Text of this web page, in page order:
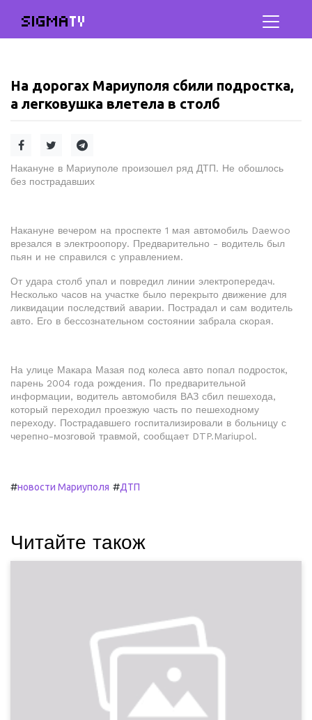
SIGMATV
На дорогах Мариуполя сбили подростка,
а легковушка влетела в столб
Накануне в Мариуполе произошел ряд ДТП. Не обошлось
без пострадавших
Накануне вечером на проспекте 1 мая автомобиль Daewoo
врезался в электроопору. Предварительно - водитель был
пьян и не справился с управлением.
От удара столб упал и повредил линии электропередач.
Несколько часов на участке было перекрыто движение для
ликвидации последствий аварии. Пострадал и сам водитель
авто. Его в бессознательном состоянии забрала скорая.
На улице Макара Мазая под колеса авто попал подросток,
парень 2004 года рождения. По предварительной
информации, водитель автомобиля ВАЗ сбил пешехода,
который переходил проезжую часть по пешеходному
переходу. Пострадавшего госпитализировали в больницу с
черепно-мозговой травмой, сообщает DTP.Mariupol.
#новости Мариуполя #ДТП
Читайте також